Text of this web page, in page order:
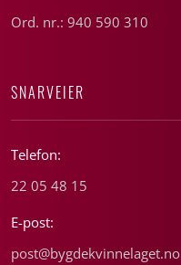
Ord. nr.: 940 590 310
SNARVEIER
Telefon:
22 05 48 15
E-post:
post@bygdekvinnelaget.no